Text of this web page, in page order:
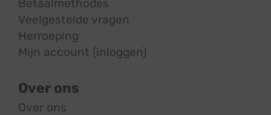
Betaalmethodes
Veelgestelde vragen
Herroeping
Mijn account (inloggen)
Over ons
Over ons